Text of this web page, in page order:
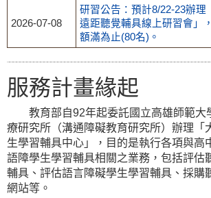
2026-07-08
研習公告：預計8/22-23辦理
遠距聽覺輔具線上研習會」
額滿為止(80名)。
服務計畫緣起
教育部自92年起委託國立高雄師範大
療研究所（溝通障礙教育研究所）辦理「
生學習輔具中心」，目的是執行各項與高
語障學生學習輔具相關之業務，包括評估
輔具、評估語言障礙學生學習輔具、採購
網站等。